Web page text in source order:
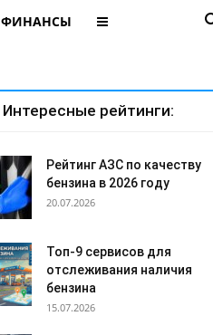
ФИНАНСЫ
Интересные рейтинги:
Рейтинг АЗС по качеству
бензина в 2026 году
20.07.2026
Топ-9 сервисов для
отслеживания наличия
бензина
15.07.2026